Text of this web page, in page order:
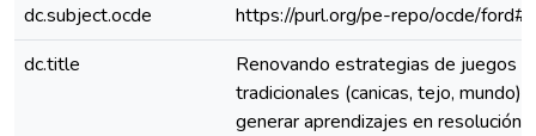
dc.subject.ocde
https://purl.org/pe-repo/ocde/
dc.title
Renovando estrategias de juegos
tradicionales (canicas, tejo, mundo)
generar aprendizajes en resolución